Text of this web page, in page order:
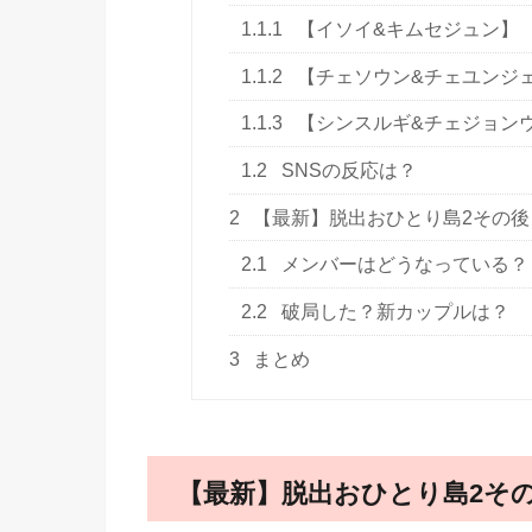
1.1.1 【イソイ&キムセジュン】
1.1.2 【チェソウン&チェユンジ
1.1.3 【シンスルギ&チェジョン
1.2 SNSの反応は？
2 【最新】脱出おひとり島2その
2.1 メンバーはどうなっている？
2.2 破局した？新カップルは？
3 まとめ
【最新】脱出おひとり島2